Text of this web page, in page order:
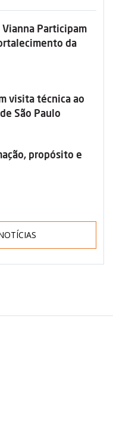
Vianna Participam
da
visita técnica ao
São Paulo
propósito e